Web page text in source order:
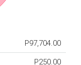
P97,704.00
P250.00